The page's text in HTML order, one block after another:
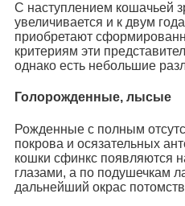
С наступлением кошачьей
увеличивается и к двум
приобретают
критериям эти
однако есть небольшие
Голорожденные, лысые
Рожденные с полным
покрова и осязательных
кошки сфинкс появляются
глазами, а по подушечкам
дальнейший окрас